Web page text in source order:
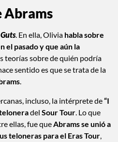
Abrams
Guts. En ella, Olivia habla sobre
el pasado y que aún la
teorías sobre de quién podría
sentido es que se trata de la
.
incluso, la intérprete de“I
del Sour Tour. Lo que
ellas, fue queAbrams se unió a
teloneras para el Eras Tour,